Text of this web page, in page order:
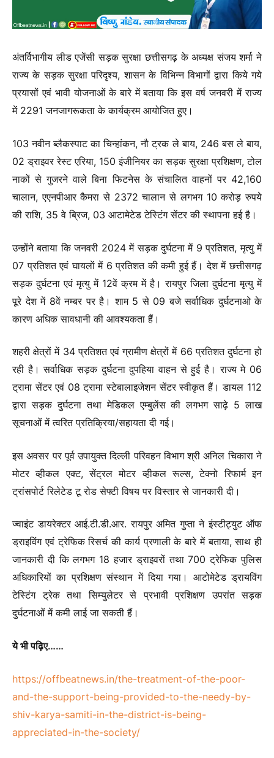
अंतर्विभागीय लीड एजेंसी सड़क सुरक्षा छत्तीसगढ़ के अध्यक्ष संजय शर्मा ने
राज्य के सड़क सुरक्षा परिदृश्य, शासन के विभिन्न विभागों द्वारा किये गये
प्रयासों एवं भावी योजनाओं के बारे में बताया कि इस वर्ष जनवरी में राज्य
में 2291 जनजागरूकता के कार्यक्रम आयोजित हुए।
103 नवीन ब्लैकस्पाट का चिन्हांकन, नौ ट्रक ले बाय, 246 बस ले बाय,
02 ड्राइवर रेस्ट एरिया, 150 इंजीनियर का सड़क सुरक्षा प्रशिक्षण, टोल
नाकों से गुजरने वाले बिना फिटनेस के संचालित वाहनों पर 42,160
चालान, एएनपीआर कैमरा से 2372 चालान से लगभग 10 करोड़ रुपये
की राशि, 35 वे ब्रिज, 03 आटामेटेड टेस्टिंग सेंटर की स्थापना हई है।
उन्होंने बताया कि जनवरी 2024 में सड़क दुर्घटना में 9 प्रतिशत, मृत्यु में
07 प्रतिशत एवं घायलाें में 6 प्रतिशत की कमी हुई हैं। देश में छत्तीसगढ़
सड़क दुर्घटना एवं मृत्यु में 12वें क्रम में है। रायपुर जिला दुर्घटना मृत्यु में
पूरे देश में 8वें नम्बर पर है। शाम 5 से 09 बजे सर्वाधिक दुर्घटनाओ के
कारण अधिक सावधानी की आवश्यकता हैं।
शहरी क्षेत्रों में 34 प्रतिशत एवं ग्रामीण क्षेत्रों में 66 प्रतिशत दुर्घटना हो
रही है। सर्वाधिक सड़क दुर्घटना दुपहिया वाहन से हुई है। राज्य मे 06
ट्रामा सेंटर एवं 08 ट्रामा स्टेबालाइजेशन सेंटर स्वीकृत हैं। डायल 112
द्वारा सड़क दुर्घटना तथा मेडिकल एम्बुलेंस की लगभग साढ़े 5 लाख
सूचनाओं में त्वरित प्रतिक्रिया/सहायता दी गई।
इस अवसर पर पूर्व उपायुक्त दिल्ली परिवहन विभाग श्री अनिल चिकारा ने
मोटर व्हीकल एक्ट, सेंट्रल मोटर व्हीकल रूल्स, टेक्नो रिफार्म इन
ट्रांसपोर्ट रिलेटेड टू रोड सेफ्टी विषय पर विस्तार से जानकारी दी।
ज्वाइंट डायरेक्टर आई.टी.डी.आर. रायपुर अमित गुप्ता ने इंस्टीट्युट ऑफ
ड्राइविंग एवं ट्रेफिक रिसर्च की कार्य प्रणाली के बारे में बताया, साथ ही
जानकारी दी कि लगभग 18 हजार ड्राइवरों तथा 700 ट्रेफिक पुलिस
अधिकारियों का प्रशिक्षण संस्थान में दिया गया। आटोमेटेड ड्रायविंग
टेस्टिंग ट्रेक तथा सिम्युलेटर से प्रभावी प्रशिक्षण उपरांत सड़क
दुर्घटनाओं में कमी लाई जा सकती हैं।
ये भी पढ़िए……
https://offbeatnews.in/the-treatment-of-the-poor-
and-the-support-being-provided-to-the-needy-by-
shiv-karya-samiti-in-the-district-is-being-
appreciated-in-the-society/